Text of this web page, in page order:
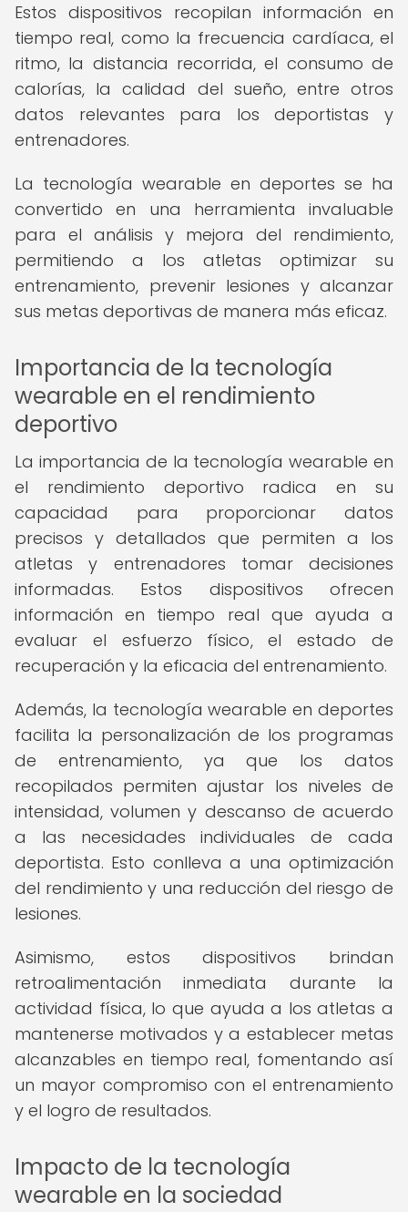
Estos dispositivos recopilan información en
tiempo real, como la frecuencia cardíaca, el
ritmo, la distancia recorrida, el consumo de
calorías, la calidad del sueño, entre otros
datos relevantes para los deportistas y
entrenadores.
La tecnología wearable en deportes se ha
convertido en una herramienta invaluable
para el análisis y mejora del rendimiento,
permitiendo a los atletas optimizar su
entrenamiento, prevenir lesiones y alcanzar
sus metas deportivas de manera más eficaz.
Importancia de la tecnología
wearable en el rendimiento
deportivo
La importancia de la tecnología wearable en
el rendimiento deportivo radica en su
capacidad para proporcionar datos
precisos y detallados que permiten a los
atletas y entrenadores tomar decisiones
informadas. Estos dispositivos ofrecen
información en tiempo real que ayuda a
evaluar el esfuerzo físico, el estado de
recuperación y la eficacia del entrenamiento.
Además, la tecnología wearable en deportes
facilita la personalización de los programas
de entrenamiento, ya que los datos
recopilados permiten ajustar los niveles de
intensidad, volumen y descanso de acuerdo
a las necesidades individuales de cada
deportista. Esto conlleva a una optimización
del rendimiento y una reducción del riesgo de
lesiones.
Asimismo, estos dispositivos brindan
retroalimentación inmediata durante la
actividad física, lo que ayuda a los atletas a
mantenerse motivados y a establecer metas
alcanzables en tiempo real, fomentando así
un mayor compromiso con el entrenamiento
y el logro de resultados.
Impacto de la tecnología
wearable en la sociedad